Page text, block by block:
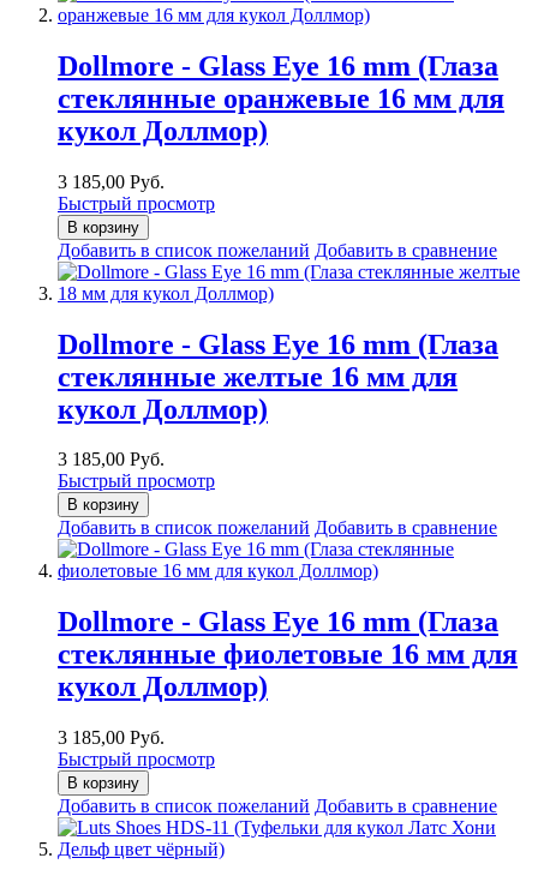
Dollmore - Glass Eye 16 mm (Глаза
стеклянные оранжевые 16 мм для
кукол Доллмор)
3 185,00 Руб.
Быстрый просмотр
В корзину
Добавить в список пожеланий Добавить в сравнение
Dollmore - Glass Eye 16 mm (Глаза
стеклянные желтые 16 мм для
кукол Доллмор)
3 185,00 Руб.
Быстрый просмотр
В корзину
Добавить в список пожеланий Добавить в сравнение
Dollmore - Glass Eye 16 mm (Глаза
стеклянные фиолетовые 16 мм для
кукол Доллмор)
3 185,00 Руб.
Быстрый просмотр
В корзину
Добавить в список пожеланий Добавить в сравнение